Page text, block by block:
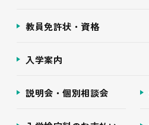
教員免許状・資格
入学案内
説明会・個別相談会